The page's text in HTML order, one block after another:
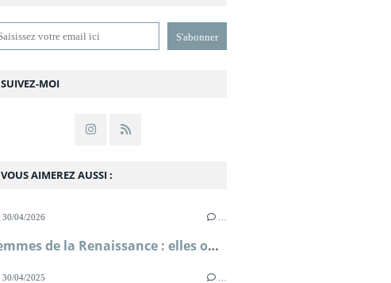
SUIVEZ-MOI
VOUS AIMEREZ AUSSI :
30/04/2026
Femmes de la Renaissance : elles ont lutté pour leur liberté ; Sylvie Le Clech
30/04/2025